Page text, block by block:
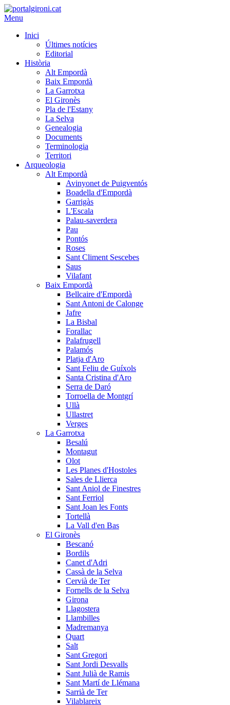
Menu
Inici
Últimes notícies
Editorial
Història
Alt Empordà
Baix Empordà
La Garrotxa
El Gironès
Pla de l'Estany
La Selva
Genealogia
Documents
Terminologia
Territori
Arqueologia
Alt Empordà
Avinyonet de Puigventós
Boadella d'Empordà
Garrigàs
L'Escala
Palau-saverdera
Pau
Pontós
Roses
Sant Climent Sescebes
Saus
Vilafant
Baix Empordà
Bellcaire d'Empordà
Sant Antoni de Calonge
Jafre
La Bisbal
Forallac
Palafrugell
Palamós
Platja d'Aro
Sant Feliu de Guíxols
Santa Cristina d'Aro
Serra de Daró
Torroella de Montgrí
Ullà
Ullastret
Verges
La Garrotxa
Besalú
Montagut
Olot
Les Planes d'Hostoles
Sales de Llierca
Sant Aniol de Finestres
Sant Ferriol
Sant Joan les Fonts
Tortellà
La Vall d'en Bas
El Gironès
Bescanó
Bordils
Canet d'Adri
Cassà de la Selva
Cervià de Ter
Fornells de la Selva
Girona
Llagostera
Llambilles
Madremanya
Quart
Salt
Sant Gregori
Sant Jordi Desvalls
Sant Julià de Ramis
Sant Martí de Llémana
Sarrià de Ter
Vilablareix